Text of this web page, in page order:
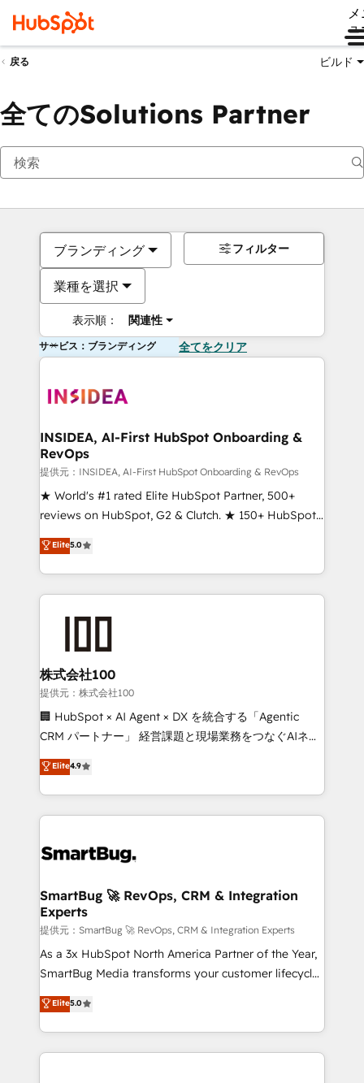
ュ
戻る ビルド
全てのSolutions Partner
ブランディング
業種を選択
表示順： 関連性
フィルター
サービス：ブランディング 全てをクリア
INSIDEA, AI-First HubSpot Onboarding &
RevOps
提供元：INSIDEA, AI-First HubSpot Onboarding & RevOps
★ World's #1 rated Elite HubSpot Partner, 500+
reviews on HubSpot, G2 & Clutch. ★ 150+ HubSpot
Certified Experts & Trainers across the team ★
1,500+ implementations across five continents ★ AI-
First, RevOps-led, Onboarding obsessed ★
Company of the Year 2024/25 INSIDEA helps
and build AI-powered workflows that drive adoption
from week one, in your time zone. What we do ➤
Onboarding: Live in weeks, with workflows built
around your business, not a template. ➤ Migration:
Move from any legacy CRM. Zero downtime, full data
run your revenue process. Sales, marketing, and
service wired together. ➤ AI and Integrations: Layer
tune-ups, feature rollouts, adoption coaching. Buying
HubSpot, switching to it, or reviving a stale portal?
We are built for the work.
Elite5.0
株式会社100
提供元：株式会社100
🏢 HubSpot × AI Agent × DX を統合する「Agentic
CRM パートナー」 経営課題と現場業務をつなぐAIネイ
ティブ・エージェンシーとして、HubSpot Eliteの実装
力で顧客フロント業務を再設計します。 💡 100inc は何
をする会社か？ HubSpotを共通基盤に、AIエージェン
トを組み込んだ顧客フロント業務（マーケティング・営
ィブ・エージェンシーです。事業部・グループ会社・部
を、CRMを軸とした全社共通基盤に再構築します。意
思決定者・PMO・現場担当者に並走します。 1️⃣
HubSpot導入・活用支援 顧客データの一元化から、
GTMの見える化・自動化まで。全Hub統合運用、デー
タ品質設計、グループ横断のCRM統合に対応します。
の一部をAIが自律実行する組織への移行を設計・実装。
Breeze・Claude等をHubSpotと連携させ、役割定義・
Elite4.9
SmartBug 🚀 RevOps, CRM & Integration
Experts
提供元：SmartBug 🚀 RevOps, CRM & Integration Experts
As a 3x HubSpot North America Partner of the Year,
SmartBug Media transforms your customer lifecycle
into a revenue engine. Our unified ecosystem
includes specialized divisions Globalia (AI &
Software) and Point Success Media (Paid Media),
making this the official home for all three brands. 🔄
Elite5.0